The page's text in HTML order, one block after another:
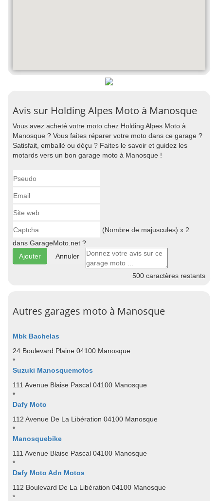
Avis sur Holding Alpes Moto à Manosque
Vous avez acheté votre moto chez Holding Alpes Moto à
Manosque ? Vous faites réparer votre moto dans ce garage ?
Satisfait, emballé ou déçu ? Faites le savoir et guidez les
motards vers un bon garage moto à Manosque !
(Nombre de majuscules) x 2
dans GarageMoto.net ?
Annuler
500 caractères restants
Autres garages moto à Manosque
Mbk Bachelas
24 Boulevard Plaine 04100 Manosque
*
Suzuki Manosquemotos
111 Avenue Blaise Pascal 04100 Manosque
*
Dafy Moto
112 Avenue De La Libération 04100 Manosque
*
Manosquebike
111 Avenue Blaise Pascal 04100 Manosque
*
Dafy Moto Adn Motos
112 Boulevard De La Libération 04100 Manosque
*